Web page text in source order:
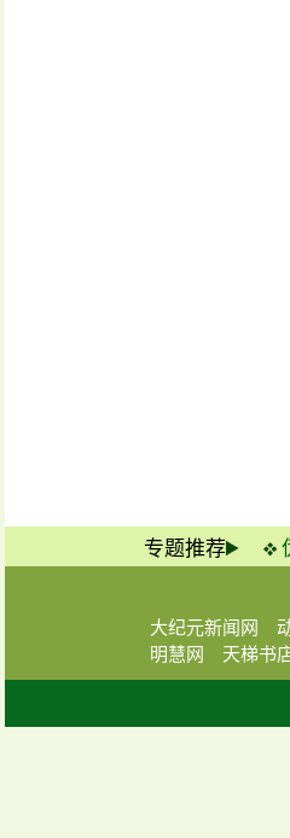
专题推荐
大纪元新闻网
明慧网
天梯书